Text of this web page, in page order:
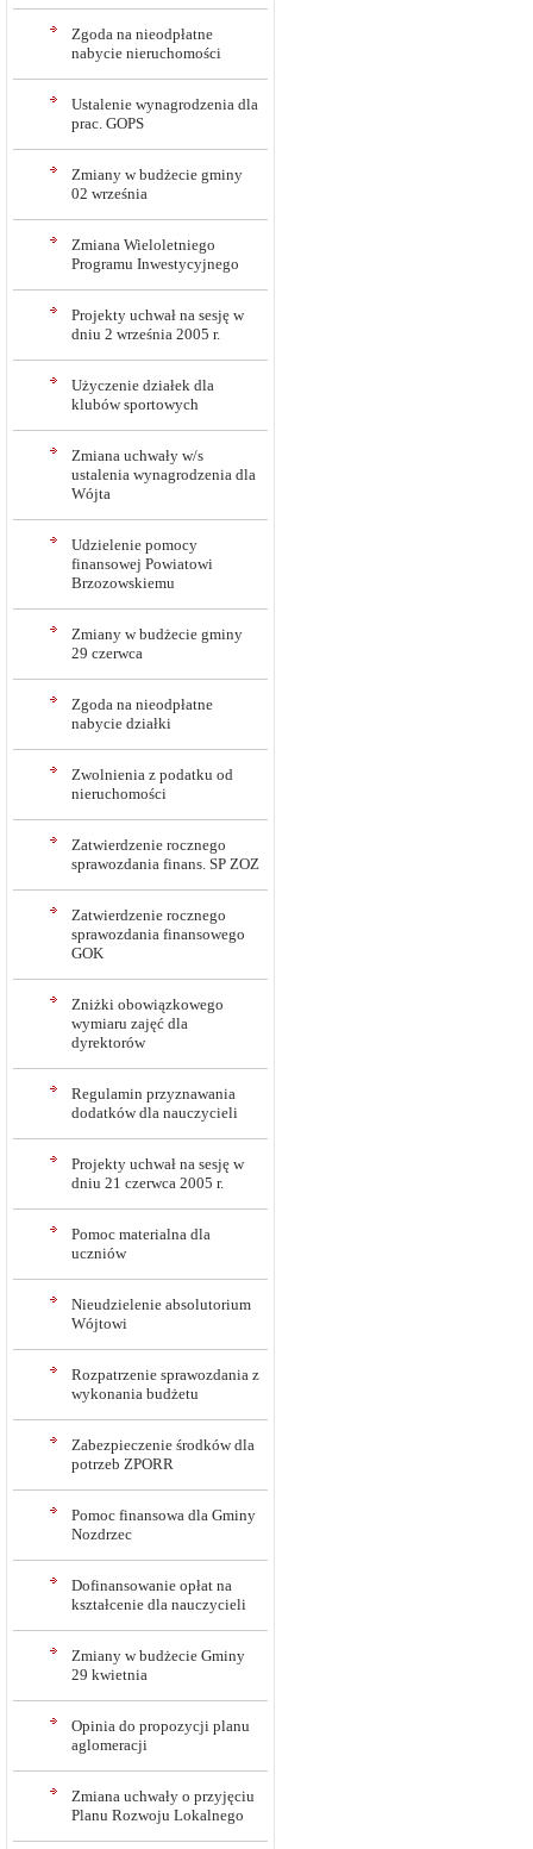
Zgoda na nieodpłatne
nabycie nieruchomości
Ustalenie wynagrodzenia dla
prac. GOPS
Zmiany w budżecie gminy
02 września
Zmiana Wieloletniego
Programu Inwestycyjnego
Projekty uchwał na sesję w
dniu 2 września 2005 r.
Użyczenie działek dla
klubów sportowych
Zmiana uchwały w/s
ustalenia wynagrodzenia dla
Wójta
Udzielenie pomocy
finansowej Powiatowi
Brzozowskiemu
Zmiany w budżecie gminy
29 czerwca
Zgoda na nieodpłatne
nabycie działki
Zwolnienia z podatku od
nieruchomości
Zatwierdzenie rocznego
sprawozdania finans. SP ZOZ
Zatwierdzenie rocznego
sprawozdania finansowego
GOK
Zniżki obowiązkowego
wymiaru zajęć dla
dyrektorów
Regulamin przyznawania
dodatków dla nauczycieli
Projekty uchwał na sesję w
dniu 21 czerwca 2005 r.
Pomoc materialna dla
uczniów
Nieudzielenie absolutorium
Wójtowi
Rozpatrzenie sprawozdania z
wykonania budżetu
Zabezpieczenie środków dla
potrzeb ZPORR
Pomoc finansowa dla Gminy
Nozdrzec
Dofinansowanie opłat na
kształcenie dla nauczycieli
Zmiany w budżecie Gminy
29 kwietnia
Opinia do propozycji planu
aglomeracji
Zmiana uchwały o przyjęciu
Planu Rozwoju Lokalnego